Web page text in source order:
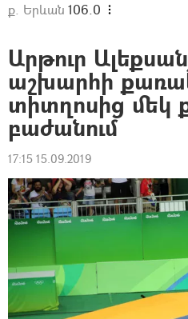
ք. Երևան 106.0
Արթուր
աշխարհի
տիտղոսից մեկ
բաժանում
17:15 15.09.2019